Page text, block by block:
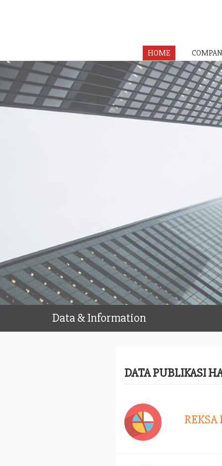
HOME
Data & Information
DATA PUBLIKASI
REKSA